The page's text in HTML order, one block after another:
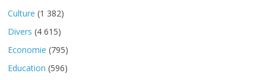
Culture (1 382)
Divers (4 615)
Economie (795)
Education (596)